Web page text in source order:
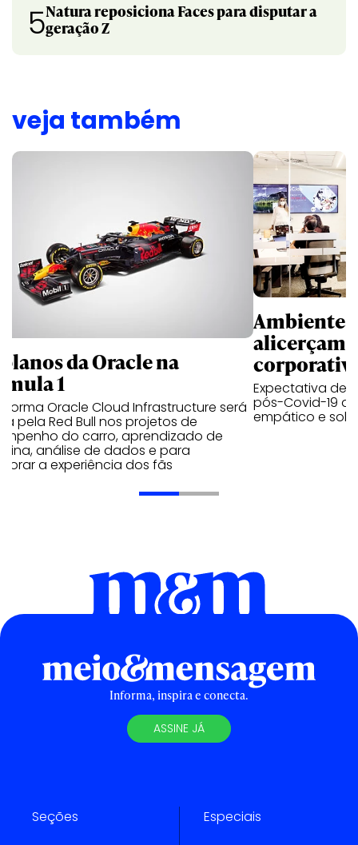
5Natura reposiciona Faces para disputar a
geração Z
veja também
da Oracle na
1
Oracle Cloud Infrastructure será
pela Red Bull nos projetos de
do carro, aprendizado de
análise de dados e para
a experiência dos fãs
Ambientes
alicerçam
Expectativa de
pós-Covid-19
empático e
Informa, inspira e conecta.
ASSINE JÁ
Seções Especiais